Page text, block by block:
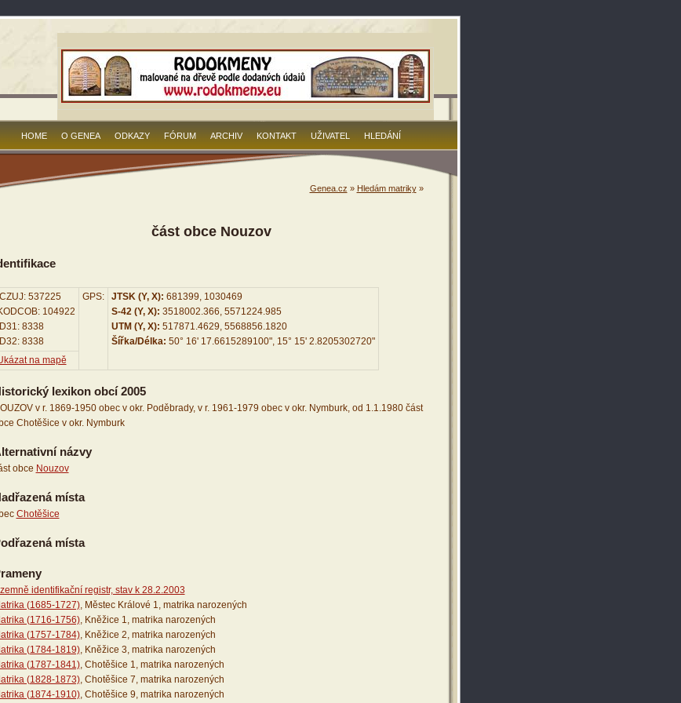
HOME O GENEA ODKAZY FÓRUM ARCHIV KONTAKT UŽIVATEL HLEDÁNÍ
Genea.cz » Hledám matriky»
část obce Nouzov
ICZUJ: 537225
104922
ID31: 8338
ID32: 8338
GPS: JTSK (Y, X): 681399, 1030469
S-42 (Y, X): 3518002.366, 5571224.985
UTM (Y, X): 517871.4629, 5568856.1820
Šířka/Délka: 50° 16' 17.6615289100", 15° 15' 2.8205302720"
na mapě
lexikon obcí 2005
v r. 1869-1950 obec v okr. Poděbrady, v r. 1961-1979 obec v okr. Nymburk, od 1.1.1980 část
Chotěšice v okr. Nymburk
názvy
obce Nouzov
místa
Chotěšice
místa
identifikační registr, stav k 28.2.2003
(1685-1727), Městec Králové 1, matrika narozených
(1716-1756), Kněžice 1, matrika narozených
(1757-1784), Kněžice 2, matrika narozených
(1784-1819), Kněžice 3, matrika narozených
(1787-1841), Chotěšice 1, matrika narozených
(1828-1873), Chotěšice 7, matrika narozených
(1874-1910), Chotěšice 9, matrika narozených